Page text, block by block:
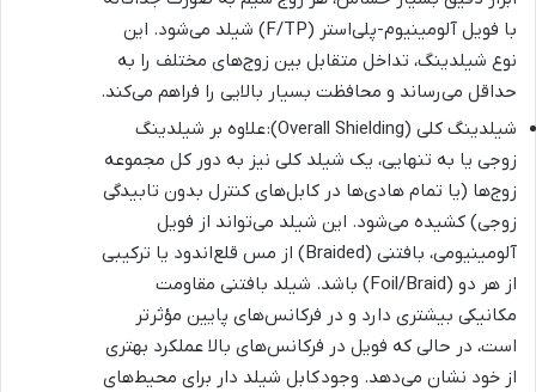
با فویل آلومینیوم-پلی‌استر (F/TP) شیلد می‌شود. این
نوع شیلدینگ، تداخل متقابل بین زوج‌های مختلف را به
حداقل می‌رساند و محافظت بسیار بالایی را فراهم می‌کند.
شیلدینگ کلی (Overall Shielding): علاوه بر شیلدینگ
زوجی یا به تنهایی، یک شیلد کلی نیز به دور کل مجموعه
زوج‌ها (یا تمام هادی‌ها در کابل‌های کنترل بدون تابیدگی
زوجی) کشیده می‌شود. این شیلد می‌تواند از فویل
آلومینیومی، بافتنی (Braided) از مس قلع‌اندود یا ترکیبی
از هر دو (Foil/Braid) باشد. شیلد بافتنی مقاومت
مکانیکی بیشتری دارد و در فرکانس‌های پایین مؤثرتر
است، در حالی که فویل در فرکانس‌های بالا عملکرد بهتری
از خود نشان می‌دهد. وجود کابل شیلد دار برای محیط‌های